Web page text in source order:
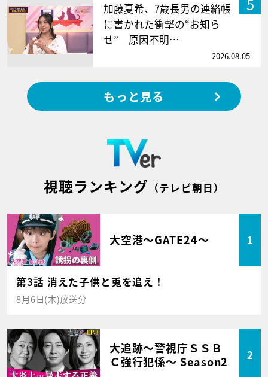
加藤夏希、7歳長男の連絡帳
に書かれた衝撃の“お知ら
せ” 原因不明…
2026.08.05
もっと見る
視聴ランキング （テレビ朝日）
大空港～GATE24～ 1
第3話 消えた子供と兎を追え！
8月6日(木)放送分
大追跡～警視庁ＳＳＢ
Ｃ強行犯係～ Season2
2